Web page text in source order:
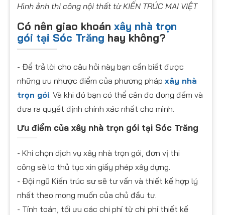
Hình ảnh thi công nội thất từ KIẾN TRÚC MAI VIỆT
Có nên giao khoán xây nhà trọn
gói tại Sóc Trăng hay không?
- Để trả lời cho câu hỏi này bạn cần biết được
những ưu nhược điểm của phương pháp xây nhà
trọn gói. Và khi đó bạn có thể cân đo đong đếm và
đưa ra quyết định chính xác nhất cho mình.
Ưu điểm của xây nhà trọn gói tại Sóc Trăng
- Khi chọn dịch vụ xây nhà trọn gói, đơn vị thi
công sẽ lo thủ tục xin giấy phép xây dựng.
- Đội ngũ Kiến trúc sư sẽ tư vấn và thiết kế hợp lý
nhất theo mong muốn của chủ đầu tư.
- Tính toán, tối ưu các chi phí từ chi phí thiết kế